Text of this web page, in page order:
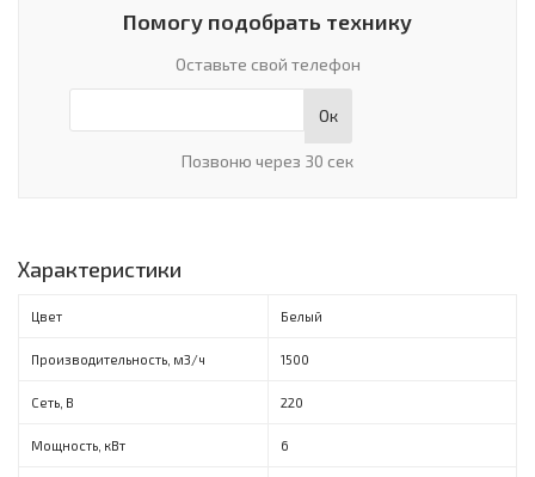
Помогу подобрать технику
Оставьте свой телефон
Ок
Позвоню через 30 сек
Характеристики
Цвет Белый
Производительность, м3/ч 1500
Сеть, В 220
Мощность, кВт 6